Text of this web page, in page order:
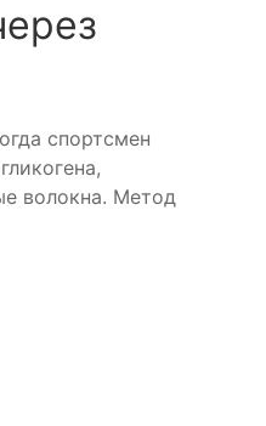
спортсмен
волокна. Метод